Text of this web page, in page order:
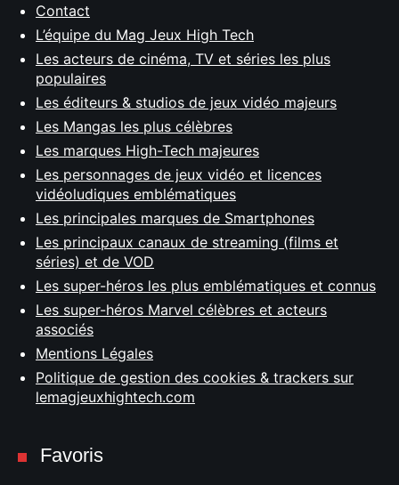
Contact
L’équipe du Mag Jeux High Tech
Les acteurs de cinéma, TV et séries les plus
populaires
Les éditeurs & studios de jeux vidéo majeurs
Les Mangas les plus célèbres
Les marques High-Tech majeures
Les personnages de jeux vidéo et licences
vidéoludiques emblématiques
Les principales marques de Smartphones
Les principaux canaux de streaming (films et
séries) et de VOD
Les super-héros les plus emblématiques et connus
Les super-héros Marvel célèbres et acteurs
associés
Mentions Légales
Politique de gestion des cookies & trackers sur
lemagjeuxhightech.com
Favoris